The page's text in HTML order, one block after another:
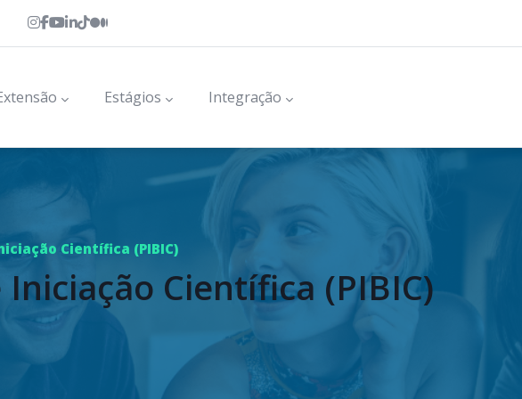
Estágios Integração
Científica (PIBIC)
Científica (PIBIC)